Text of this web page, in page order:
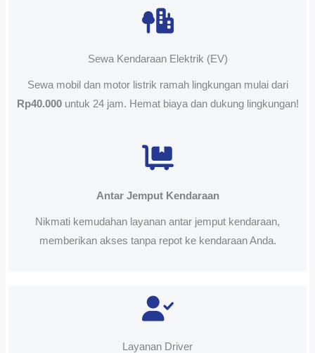
Sewa Kendaraan Elektrik (EV)
Sewa mobil dan motor listrik ramah lingkungan mulai dari
Rp40.000untuk 24 jam. Hemat biaya dan dukung lingkungan!
Antar Jemput Kendaraan
Nikmati kemudahan layanan antar jemput kendaraan,
memberikan akses tanpa repot ke kendaraan Anda.
Layanan Driver